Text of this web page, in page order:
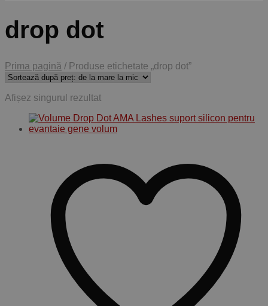
drop dot
Prima pagină / Produse etichetate „drop dot”
Afișez singurul rezultat